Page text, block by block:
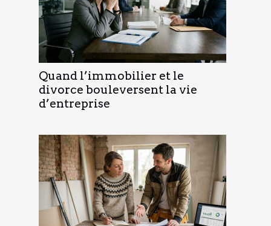
Quand l’immobilier et le
divorce bouleversent la vie
d’entreprise